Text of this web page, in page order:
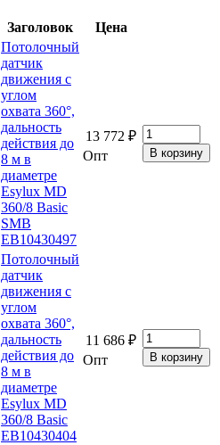
Заголовок Цена
Потолочный
датчик
движения с
углом
охвата 360°,
дальность
действия до
8 м в
диаметре
Esylux MD
360/8 Basic
SMB
EB10430497
13 772 ₽
Опт
Потолочный
датчик
движения с
углом
охвата 360°,
дальность
действия до
8 м в
диаметре
Esylux MD
360/8 Basic
EB10430404
11 686 ₽
Опт